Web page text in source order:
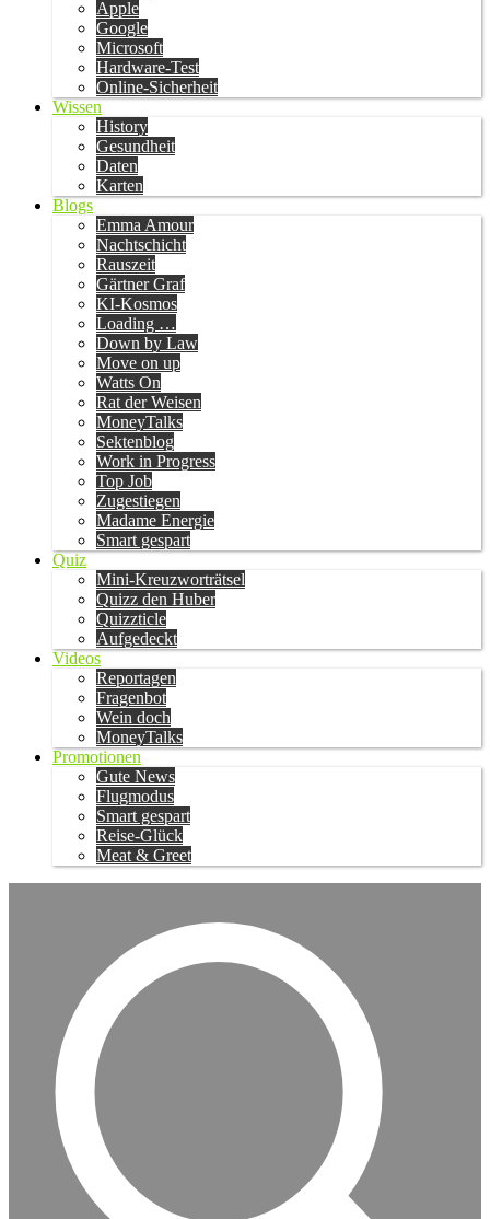
Apple
Google
Microsoft
Hardware-Test
Online-Sicherheit
Wissen
History
Gesundheit
Daten
Karten
Blogs
Emma Amour
Nachtschicht
Rauszeit
Gärtner Graf
KI-Kosmos
Loading …
Down by Law
Move on up
Watts On
Rat der Weisen
MoneyTalks
Sektenblog
Work in Progress
Top Job
Zugestiegen
Madame Energie
Smart gespart
Quiz
Mini-Kreuzworträtsel
Quizz den Huber
Quizzticle
Aufgedeckt
Videos
Reportagen
Fragenbot
Wein doch
MoneyTalks
Promotionen
Gute News
Flugmodus
Smart gespart
Reise-Glück
Meat & Greet